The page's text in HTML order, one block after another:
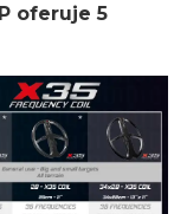
oferuje 5